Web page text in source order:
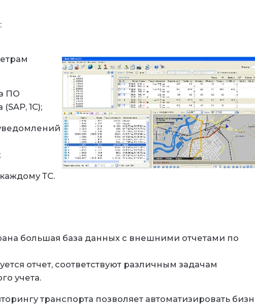
ПО
1C);
ТС.
большая база данных с внешними отчетами по
отчет, соответствуют различным задачам
учета.
транспорта позволяет автоматизировать